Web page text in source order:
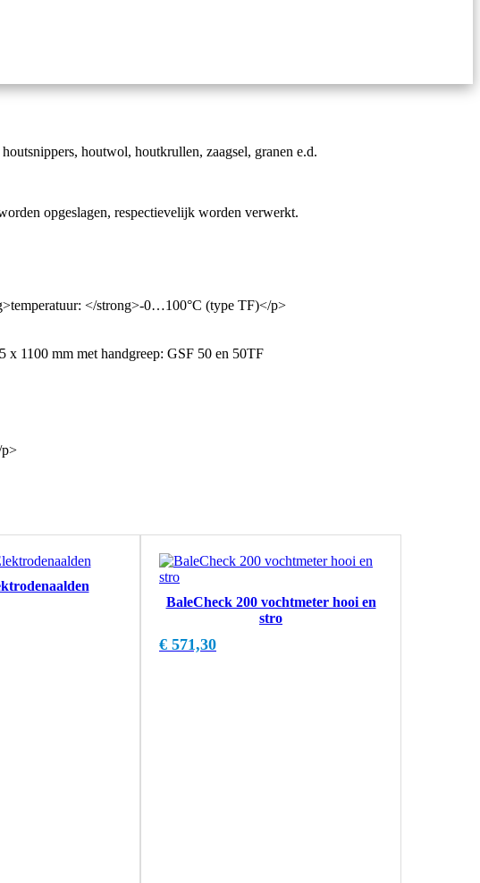
houtwol, houtkrullen, zaagsel, granen e.d.
opgeslagen, respectievelijk worden verwerkt.
</strong>-0…100°C (type TF)</p>
1100 mm met handgreep: GSF 50 en 50TF
BaleCheck 200 vochtmeter hooi en
stro
€ 571,30